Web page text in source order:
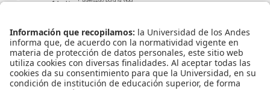
Información de contacto
info@aneia.edu.co